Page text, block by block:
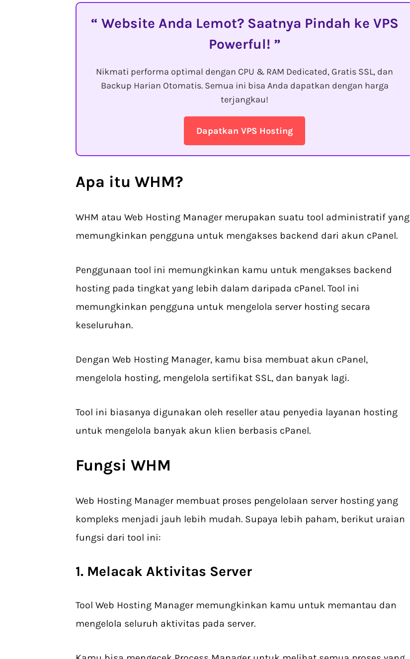
Website Anda Lemot? Saatnya Pindah ke VPS
Powerful!
Nikmati performa optimal dengan CPU & RAM Dedicated, Gratis SSL, dan
Backup Harian Otomatis. Semua ini bisa Anda dapatkan dengan harga
terjangkau!
Dapatkan VPS Hosting
Apa itu WHM?
WHM atau Web Hosting Manager merupakan suatu tool administratif yang
memungkinkan pengguna untuk mengakses backend dari akun cPanel.
Penggunaan tool ini memungkinkan kamu untuk mengakses backend
hosting pada tingkat yang lebih dalam daripada cPanel. Tool ini
memungkinkan pengguna untuk mengelola server hosting secara
keseluruhan.
Dengan Web Hosting Manager, kamu bisa membuat akun cPanel,
mengelola hosting, mengelola sertifikat SSL, dan banyak lagi.
Tool ini biasanya digunakan oleh reseller atau penyedia layanan hosting
untuk mengelola banyak akun klien berbasis cPanel.
Fungsi WHM
Web Hosting Manager membuat proses pengelolaan server hosting yang
kompleks menjadi jauh lebih mudah. Supaya lebih paham, berikut uraian
fungsi dari tool ini:
1. Melacak Aktivitas Server
Tool Web Hosting Manager memungkinkan kamu untuk memantau dan
mengelola seluruh aktivitas pada server.